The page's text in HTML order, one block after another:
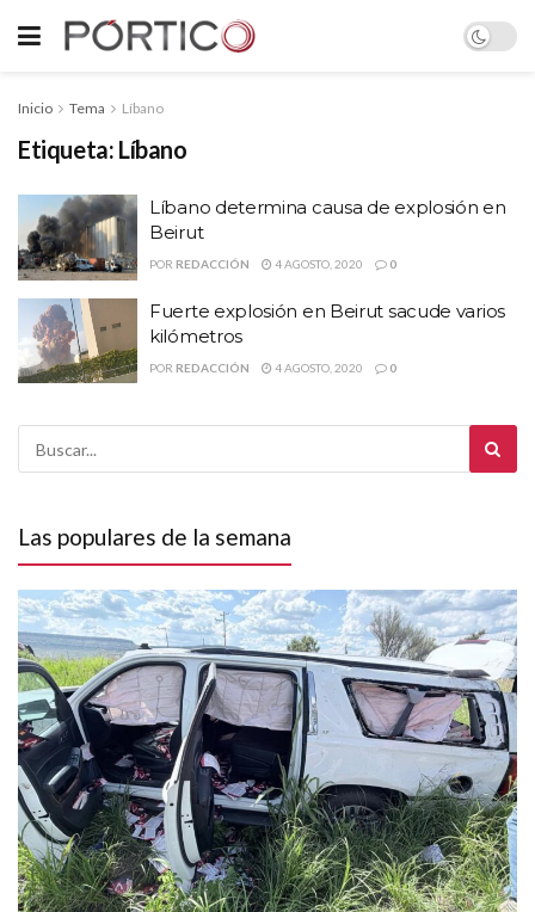
Inicio Tema Líbano
Etiqueta: Líbano
Líbano determina causa de explosión en
Beirut
POR REDACCIÓN 4 AGOSTO, 2020 0
Fuerte explosión en Beirut sacude varios
kilómetros
POR REDACCIÓN 4 AGOSTO, 2020 0
Las populares de la semana